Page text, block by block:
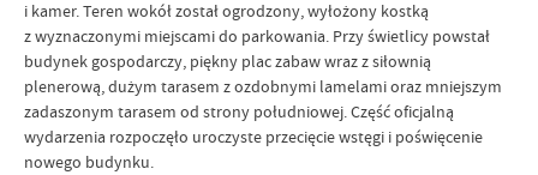
i kamer. Teren wokół został ogrodzony, wyłożony kostką
z wyznaczonymi miejscami do parkowania. Przy świetlicy powstał
budynek gospodarczy, piękny plac zabaw wraz z siłownią
plenerową, dużym tarasem z ozdobnymi lamelami oraz mniejszym
zadaszonym tarasem od strony południowej. Część oficjalną
wydarzenia rozpoczęło uroczyste przecięcie wstęgi i poświęcenie
nowego budynku.